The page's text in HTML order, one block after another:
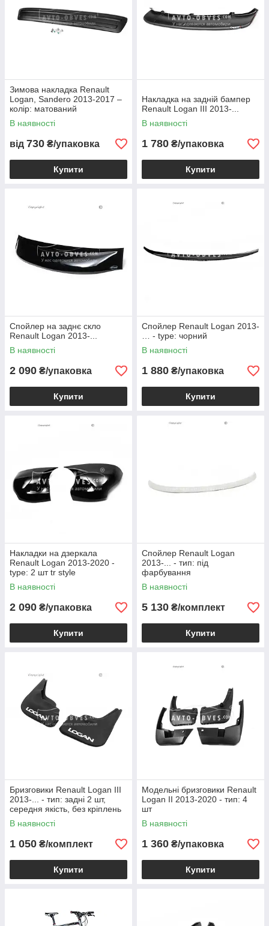
Зимова накладка Renault
Logan, Sandero 2013-2017 –
колір: матований
В наявності
від 730 ₴/упаковка
Купити
Накладка на задній бампер
Renault Logan III 2013-...
В наявності
1 780 ₴/упаковка
Купити
Спойлер на заднє скло
Renault Logan 2013-...
В наявності
2 090 ₴/упаковка
Купити
Спойлер Renault Logan 2013-
… - type: чорний
В наявності
1 880 ₴/упаковка
Купити
Накладки на дзеркала
Renault Logan 2013-2020 -
type: 2 шт tr style
В наявності
2 090 ₴/упаковка
Купити
Спойлер Renault Logan
2013-... - тип: під
фарбування
В наявності
5 130 ₴/комплект
Купити
Бризговики Renault Logan III
2013-... - тип: задні 2 шт,
середня якість, без кріплень
В наявності
1 050 ₴/комплект
Купити
Модельні бризговики Renault
Logan II 2013-2020 - тип: 4
шт
В наявності
1 360 ₴/упаковка
Купити